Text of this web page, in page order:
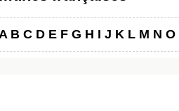
B C D E F G H I J K L M N O